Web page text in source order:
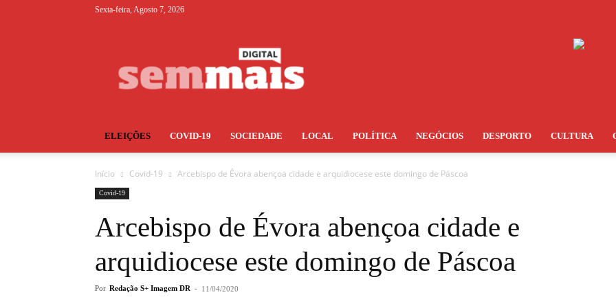
Sexta-feira, Agosto 7, 2026
ELEIÇÕES COVID-19 SOCIEDADE LOCAL POLÍTICA NEGÓCIOS DESPORTO CULTURA
Início Covid-19 Arcebispo de Évora abençoa cidade e arquidiocese este domingo de Páscoa
Covid-19
Arcebispo de Évora abençoa cidade e
arquidiocese este domingo de Páscoa
Por Redação S+ Imagem DR - 11/04/2020